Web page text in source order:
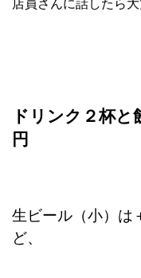
店員さんに話したら大
ドリンク２杯と
円
生ビール（小）は
ど、